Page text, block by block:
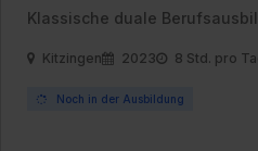
Klassische duale
Kitzingen 2023 8 Std. pro
Noch in der Ausbildung